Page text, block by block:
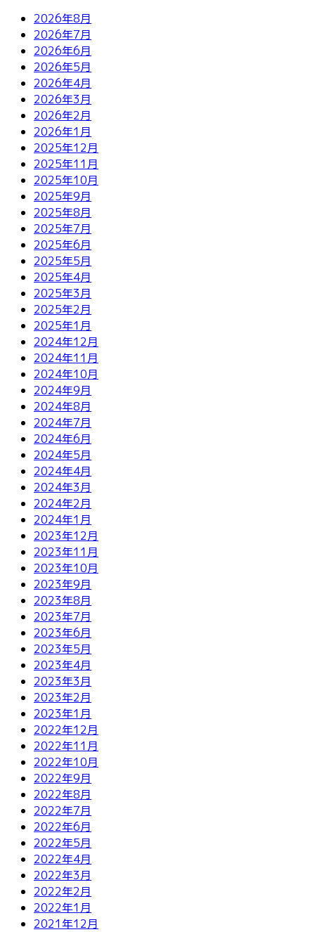
2026年8月
2026年7月
2026年6月
2026年5月
2026年4月
2026年3月
2026年2月
2026年1月
2025年12月
2025年11月
2025年10月
2025年9月
2025年8月
2025年7月
2025年6月
2025年5月
2025年4月
2025年3月
2025年2月
2025年1月
2024年12月
2024年11月
2024年10月
2024年9月
2024年8月
2024年7月
2024年6月
2024年5月
2024年4月
2024年3月
2024年2月
2024年1月
2023年12月
2023年11月
2023年10月
2023年9月
2023年8月
2023年7月
2023年6月
2023年5月
2023年4月
2023年3月
2023年2月
2023年1月
2022年12月
2022年11月
2022年10月
2022年9月
2022年8月
2022年7月
2022年6月
2022年5月
2022年4月
2022年3月
2022年2月
2022年1月
2021年12月